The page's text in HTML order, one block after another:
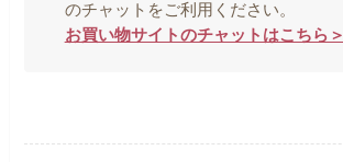
のチャットをご利用ください。
お買い物サイトのチャットはこちら＞